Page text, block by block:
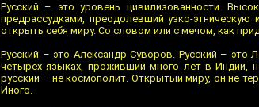
Русский – это уровень цивилизованности.
предрассудками, преодолевший узко-
открыть себя миру. Со словом или с мечом, как
Русский – это Александр Суворов. Русский – это
четырёх языках, проживший много лет в Индии,
русский – не космополит. Открытый миру, он не
Иного.